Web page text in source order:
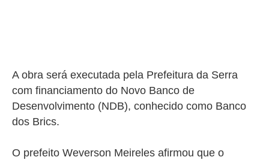
A obra será executada pela Prefeitura da Serra
com financiamento do Novo Banco de
Desenvolvimento (NDB), conhecido como Banco
dos Brics.
O prefeito Weverson Meireles afirmou que o